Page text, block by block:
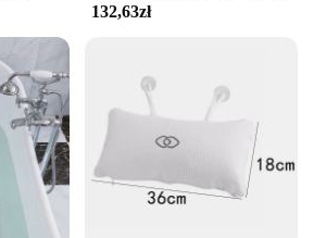
132,63zł